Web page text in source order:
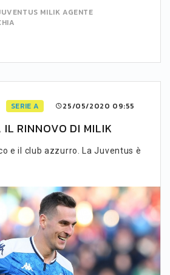
MILIK AGENTE
SERIE A 25/05/2020 09:55
RINNOVO DI MILIK
e il club azzurro. La Juventus è